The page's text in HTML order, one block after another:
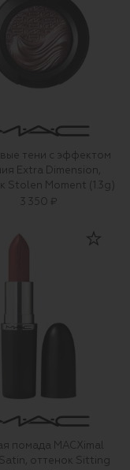
тени с эффектом
Extra Dimension,
Stolen Moment (1.3g)
3 350 ₽
помада MACXimal
оттенок Sitting